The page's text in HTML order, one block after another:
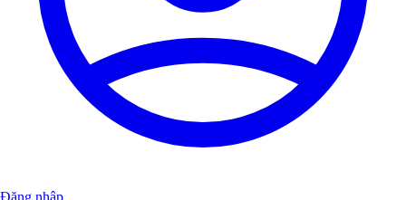
Đăng nhập